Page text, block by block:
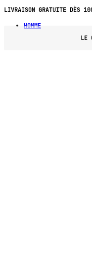
LIVRAISON GRATUITE DÈS
HOMME
LE